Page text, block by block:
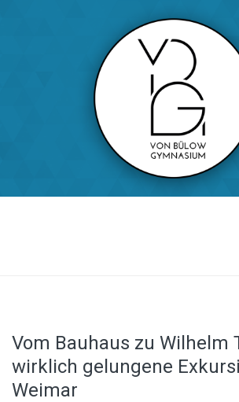
Vom Bauhaus zu Wilhelm
wirklich gelungene
Weimar